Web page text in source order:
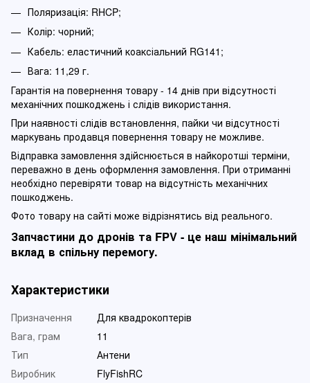
Поляризація: RHCP;
Колір: чорний;
Кабель: еластичний коаксіальний RG141;
Вага: 11,29 г.
Гарантія на повернення товару - 14 днів при відсутності
механічних пошкоджень і слідів використання.
При наявності слідів встановлення, пайки чи відсутності
маркувань продавця повернення товару не можливе.
Відправка замовлення здійснюється в найкоротші терміни,
переважно в день оформлення замовлення. При отриманні
необхідно перевіряти товар на відсутність механічних
пошкоджень.
Фото товару на сайті може відрізнятись від реального.
Запчастини до дронів та FPV - це наш мінімальний
вклад в спільну перемогу.
Характеристики
Призначення
Для квадрокоптерів
Вага, грам
11
Тип
Антени
Виробник
FlyFishRC